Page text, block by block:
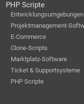
PHP Scripte
Entwicklungsumgebungen
Projektmanagement-
E-Commerce
Clone-Scripts
Marktplatz-Software
Ticket & Supportsysteme
PHP Scripte